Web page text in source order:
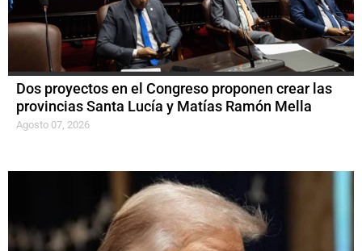
Dos proyectos en el Congreso proponen crear las
provincias Santa Lucía y Matías Ramón Mella
Agosto 07, 2026